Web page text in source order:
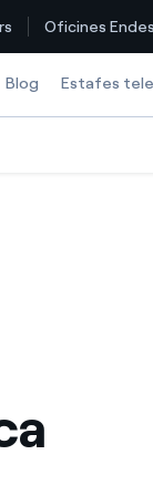
Oficines
Blog Estafes